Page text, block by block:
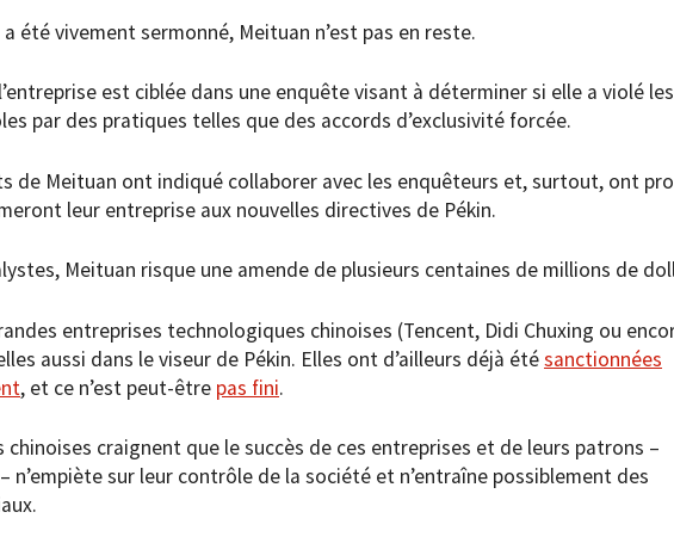
a été vivement sermonné, Meituan n’est pas en reste.
est ciblée dans une enquête visant à déterminer si elle a violé
par des pratiques telles que des accords d’exclusivité forcée.
de Meituan ont indiqué collaborer avec les enquêteurs et, surtout, ont
leur entreprise aux nouvelles directives de Pékin.
Meituan risque une amende de plusieurs centaines de millions de
entreprises technologiques chinoises (Tencent, Didi Chuxing ou
aussi dans le viseur de Pékin. Elles ont d’ailleurs déjà étésanctionnées
, et ce n’est peut-être pas fini.
chinoises craignent que le succès de ces entreprises et de leurs patrons –
n’empiète sur leur contrôle de la société et n’entraîne possiblement des